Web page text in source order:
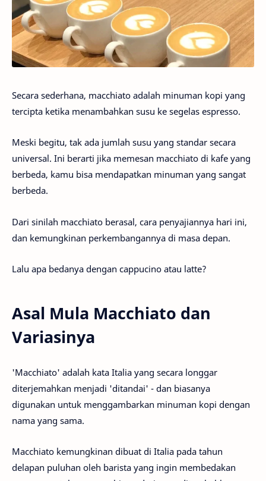
Secara sederhana, macchiato adalah minuman kopi yang
tercipta ketika menambahkan susu ke segelas espresso.
Meski begitu, tak ada jumlah susu yang standar secara
universal. Ini berarti jika memesan macchiato di kafe yang
berbeda, kamu bisa mendapatkan minuman yang sangat
berbeda.
Dari sinilah macchiato berasal, cara penyajiannya hari ini,
dan kemungkinan perkembangannya di masa depan.
Lalu apa bedanya dengan cappucino atau latte?
Asal Mula Macchiato dan
Variasinya
'Macchiato' adalah kata Italia yang secara longgar
diterjemahkan menjadi 'ditandai' - dan biasanya
digunakan untuk menggambarkan minuman kopi dengan
nama yang sama.
Macchiato kemungkinan dibuat di Italia pada tahun
delapan puluhan oleh barista yang ingin membedakan